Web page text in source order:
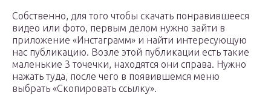
Собственно, для того чтобы скачать понравившееся
видео или фото, первым делом нужно зайти в
приложение «Инстаграмм» и найти интересующую
нас публикацию. Возле этой публикации есть такие
маленькие 3 точечки, находятся они справа. Нужно
нажать туда, после чего в появившемся меню
выбрать «Скопировать ссылку».